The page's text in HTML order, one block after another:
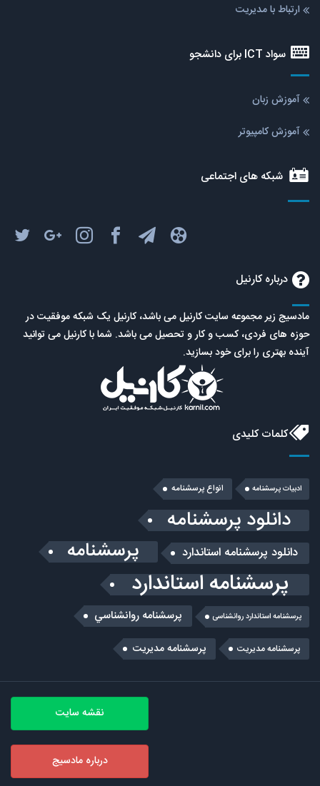
ارتباط با مدیریت
سواد ICT برای دانشجو
آموزش زبان
آموزش کامپیوتر
شبکه های اجتماعی
درباره کارنیل
مادسیج زیر مجموعه سایت کارنیل می باشد، کارنیل یک شبکه موفقیت در
حوزه های فردی، کسب و کار و تحصیل می باشد. شما با کارنیل می توانید
آینده بهتری را برای خود بسازید.
کلمات کلیدی
ادبیات پرسشنامه انواع پرسشنامه
دانلود پرسشنامه
دانلود پرسشنامه استاندارد پرسشنامه
پرسشنامه استاندارد
پرسشنامه استاندارد روانشناسی پرسشنامه روانشناسي
پرسشنامه مديريت پرسشنامه مدیریت
نقشه سایت
درباره مادسیج